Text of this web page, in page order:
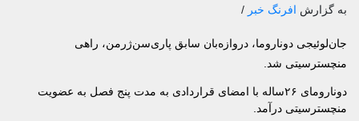
به گزارش افرنگ خبر /
جان‌لوئیجی دوناروما، دروازه‌بان سابق پاری‌سن‌ژرمن، راهی
منچسترسیتی شد.
دونارومای ۲۶ساله با امضای قراردادی به مدت پنج فصل به عضویت
منچسترسیتی درآمد.